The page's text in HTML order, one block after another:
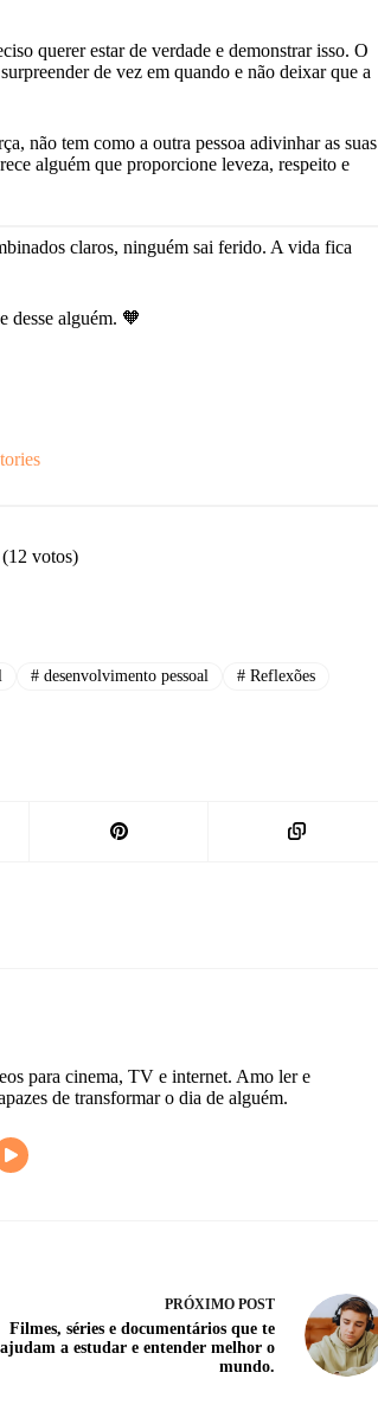
querer estar de verdade e demonstrar isso. O
de vez em quando e não deixar que a
não tem como a outra pessoa adivinhar as suas
alguém que proporcione leveza, respeito e
claros, ninguém sai ferido. A vida fica
desse alguém. 🧡
votos)
# desenvolvimento pessoal # Reflexões
para cinema, TV e internet. Amo ler e
de transformar o dia de alguém.
PRÓXIMO POST
Filmes, séries e documentários que te
ajudam a estudar e entender melhor o
mundo.